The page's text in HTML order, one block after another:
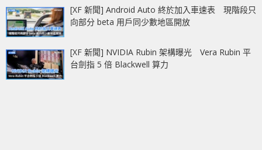
[XF 新聞] Android Auto 終於加入車速表 現階段只
向部分 beta 用戶同少數地區開放
[XF 新聞] NVIDIA Rubin 架構曝光 Vera Rubin 平
台劍指 5 倍 Blackwell 算力